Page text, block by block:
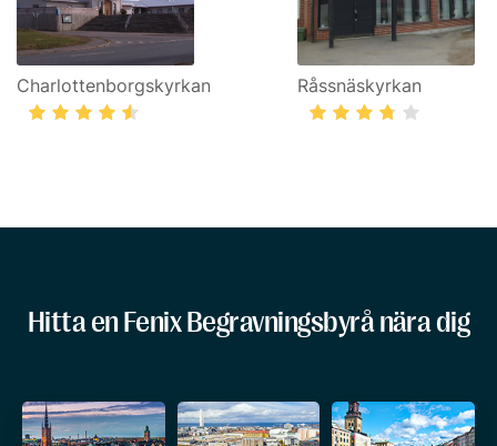
Charlottenborgskyrkan Råssnäskyrkan
Hitta en Fenix Begravningsbyrå nära dig